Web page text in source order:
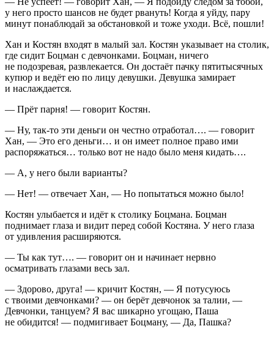
у него просто шансов не будет рвануть! Когда я уйду, пару
минут понаблюдай за обстановкой и тоже уходи. Всё, пошли!
Хан и Костян входят в малый зал. Костян указывает на столик,
где сидит Боцман с девчонками. Боцман, ничего
не подозревая, развлекается. Он достаёт пачку пятитысячных
купюр и ведёт ею по лицу девушки. Девушка замирает
и наслаждается.
— Прёт парня! — говорит Костян.
— Ну, так-то эти деньги он честно отработал…. — говорит
Хан, — Это его деньги… и он имеет полное право ими
распоряжаться… только вот не надо было меня кидать….
— А, у него были варианты?
— Нет! — отвечает Хан, — Но попытаться можно было!
Костян улыбается и идёт к столику Боцмана. Боцман
поднимает глаза и видит перед собой Костяна. У него глаза
от удивления расширяются.
— Ты как тут…. — говорит он и начинает нервно
осматривать глазами весь зал.
— Здорово, друга! — кричит Костян, — Я потусуюсь
с твоими девчонками? — он берёт девчонок за талии, —
Девчонки, танцуем? Я вас шикарно угощаю, Паша
не обидится! — подмигивает Боцману, — Да, Пашка?